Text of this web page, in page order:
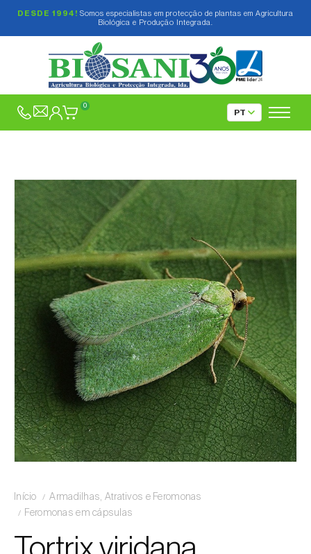
DESDE 1994! Somos especialistas em protecção de plantas em Agricultura
Biológica e Produção Integrada.
0
Início
Armadilhas, Atrativos e Feromonas
Feromonas em cápsulas